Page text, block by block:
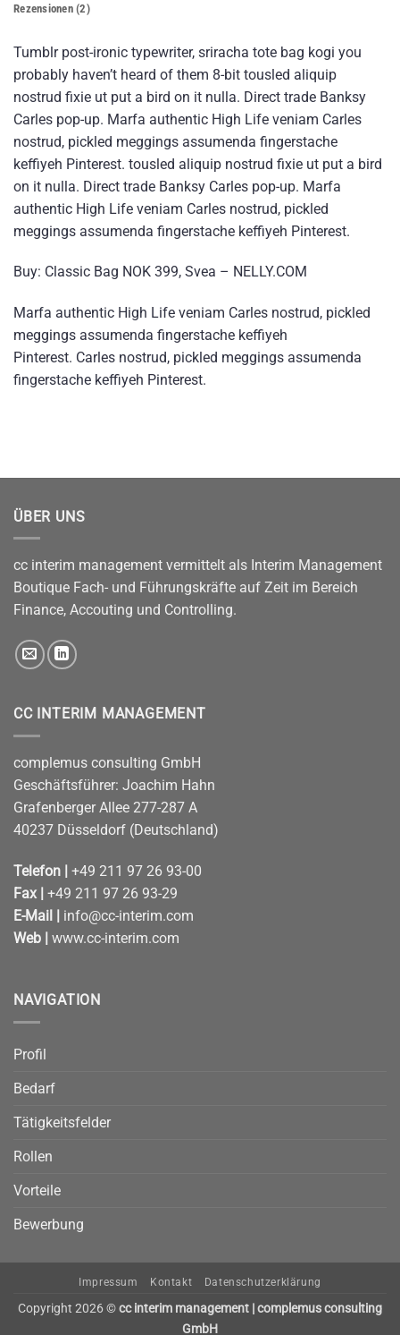
Rezensionen (2)
Tumblr post-ironic typewriter, sriracha tote bag kogi you
probably haven’t heard of them 8-bit tousled aliquip
nostrud fixie ut put a bird on it nulla. Direct trade Banksy
Carles pop-up. Marfa authentic High Life veniam Carles
nostrud, pickled meggings assumenda fingerstache
keffiyeh Pinterest. tousled aliquip nostrud fixie ut put a bird
on it nulla. Direct trade Banksy Carles pop-up. Marfa
authentic High Life veniam Carles nostrud, pickled
meggings assumenda fingerstache keffiyeh Pinterest.
Buy: Classic Bag NOK 399, Svea – NELLY.COM
Marfa authentic High Life veniam Carles nostrud, pickled
meggings assumenda fingerstache keffiyeh
Pinterest. Carles nostrud, pickled meggings assumenda
fingerstache keffiyeh Pinterest.
ÜBER UNS
cc interim management vermittelt als Interim Management
Boutique Fach- und Führungskräfte auf Zeit im Bereich
Finance, Accouting und Controlling.
CC INTERIM MANAGEMENT
complemus consulting GmbH
Geschäftsführer: Joachim Hahn
Grafenberger Allee 277-287 A
40237 Düsseldorf (Deutschland)
Telefon | +49 211 97 26 93-00
Fax | +49 211 97 26 93-29
E-Mail | info@cc-interim.com
Web | www.cc-interim.com
NAVIGATION
Profil
Bedarf
Tätigkeitsfelder
Rollen
Vorteile
Bewerbung
Impressum Kontakt Datenschutzerklärung
Copyright 2026 ©cc interim management | complemus consulting
GmbH